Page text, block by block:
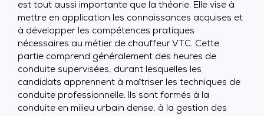
est tout aussi importante que la théorie. Elle vise à
mettre en application les connaissances acquises et
à développer les compétences pratiques
nécessaires au métier de chauffeur VTC. Cette
partie comprend généralement des heures de
conduite supervisées, durant lesquelles les
candidats apprennent à maîtriser les techniques de
conduite professionnelle. Ils sont formés à la
conduite en milieu urbain dense, à la gestion des